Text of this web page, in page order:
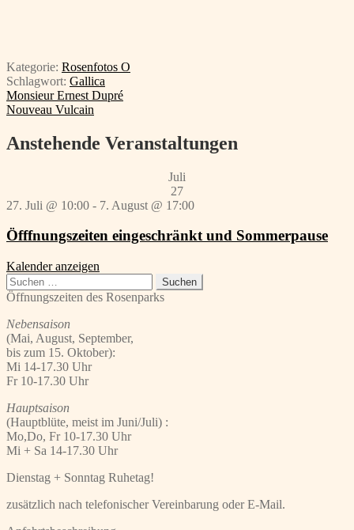
Kategorie: Rosenfotos O
Schlagwort: Gallica
Beitragsnavigation
Vorheriger
Beitrag:
Monsieur Ernest Dupré
Nächster
Nouveau Vulcain
Anstehende Veranstaltungen
Juli
27
27. Juli @ 10:00 - 7. August @ 17:00
Öfffnungszeiten eingeschränkt und Sommerpause
Kalender anzeigen
Suchen
nach:
Öffnungszeiten des Rosenparks
Nebensaison
(Mai, August, September,
bis zum 15. Oktober):
Mi 14-17.30 Uhr
Fr 10-17.30 Uhr
Hauptsaison
(Hauptblüte, meist im Juni/Juli) :
Mo,Do, Fr 10-17.30 Uhr
Mi + Sa 14-17.30 Uhr
Dienstag + Sonntag Ruhetag!
zusätzlich nach telefonischer Vereinbarung oder E-Mail.